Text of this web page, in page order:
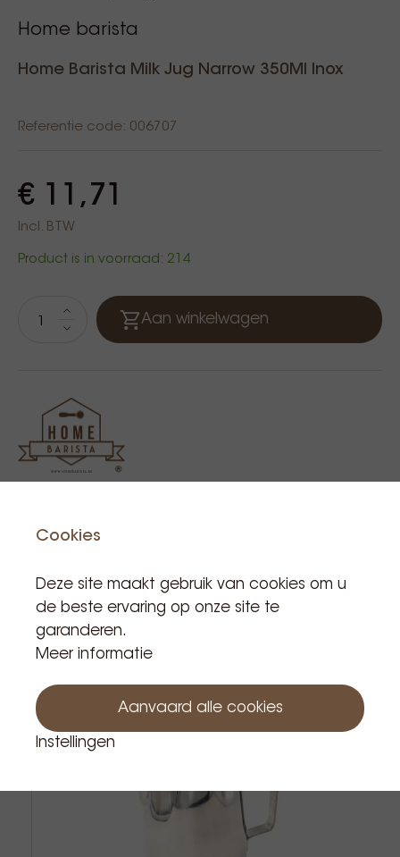
Home barista
Home Barista Milk Jug Narrow 350Ml Inox
Referentie code: 006707
€ 11,71
Incl. BTW
Product is in voorraad: 214
Aan winkelwagen
Cookies
Deze site maakt gebruik van cookies om u
de beste ervaring op onze site te
garanderen.
Meer informatie
Aanvaard alle cookies
Instellingen